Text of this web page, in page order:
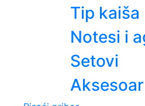
Tip kaiša
Notesi i
Setovi
Aksesoar